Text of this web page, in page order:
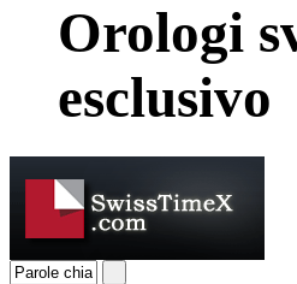
Orologi
esclusivo